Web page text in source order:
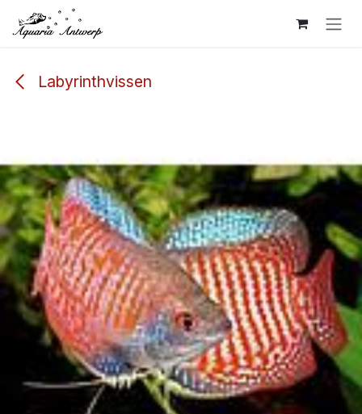
Overslaan naar inhoud
Labyrinthvissen